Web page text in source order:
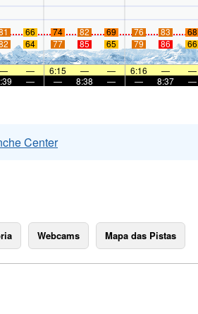
66 74 82 69 76 83 68
64 77 85 65 79 86 66
— — 6:15 — — 6:16 — —
— — 8:38 — — 8:37 —
Center
Webcams Mapa das Pistas